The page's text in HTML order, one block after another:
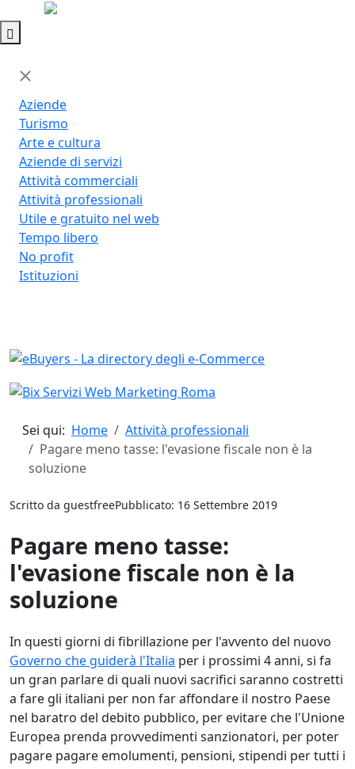
Aziende
Turismo
Arte e cultura
Aziende di servizi
Attività commerciali
Attività professionali
Utile e gratuito nel web
Tempo libero
No profit
Istituzioni
Sei qui: Home
Attività professionali
Pagare meno tasse: l'evasione fiscale non è la
soluzione
Scritto da guestfreePubblicato: 16 Settembre 2019
Pagare meno tasse:
l'evasione fiscale non è la
soluzione
In questi giorni di fibrillazione per l'avvento del nuovo
Governo che guiderà l'Italia per i prossimi 4 anni, si fa
un gran parlare di quali nuovi sacrifici saranno costretti
a fare gli italiani per non far affondare il nostro Paese
nel baratro del debito pubblico, per evitare che l'Unione
Europea prenda provvedimenti sanzionatori, per poter
pagare pagare emolumenti, pensioni, stipendi per tutti i